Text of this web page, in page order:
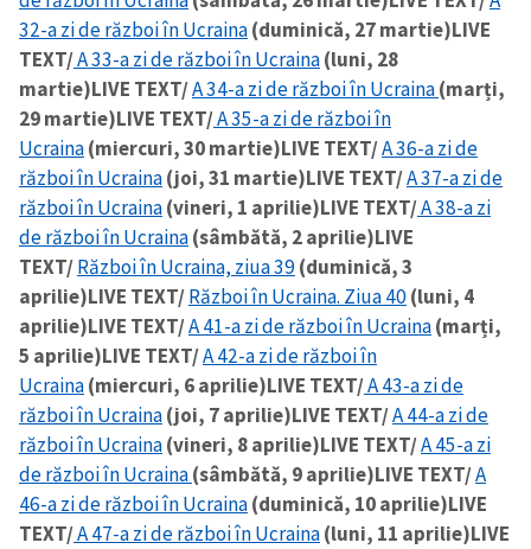
32-a zi de război în Ucraina(duminică, 27 martie)LIVE
TEXT/A 33-a zi de război în Ucraina(luni, 28
martie)LIVE TEXT/A 34-a zi de război în Ucraina(marți,
29 martie)LIVE TEXT/A 35-a zi de război în
Ucraina(miercuri, 30 martie)LIVE TEXT/A 36-a zi de
război în Ucraina(joi, 31 martie)LIVE TEXT/A 37-a zi de
război în Ucraina(vineri, 1 aprilie)LIVE TEXT/A 38-a zi
de război în Ucraina(sâmbătă, 2 aprilie)LIVE
TEXT/Război în Ucraina, ziua 39(duminică, 3
aprilie)LIVE TEXT/Război în Ucraina. Ziua 40(luni, 4
aprilie)LIVE TEXT/A 41-a zi de război în Ucraina(marți,
5 aprilie)LIVE TEXT/A 42-a zi de război în
Ucraina(miercuri, 6 aprilie)LIVE TEXT/A 43-a zi de
război în Ucraina(joi, 7 aprilie)LIVE TEXT/A 44-a zi de
război în Ucraina(vineri, 8 aprilie)LIVE TEXT/A 45-a zi
de război în Ucraina(sâmbătă, 9 aprilie)LIVE TEXT/A
46-a zi de război în Ucraina(duminică, 10 aprilie)LIVE
TEXT/A 47-a zi de război în Ucraina(luni, 11 aprilie)LIVE